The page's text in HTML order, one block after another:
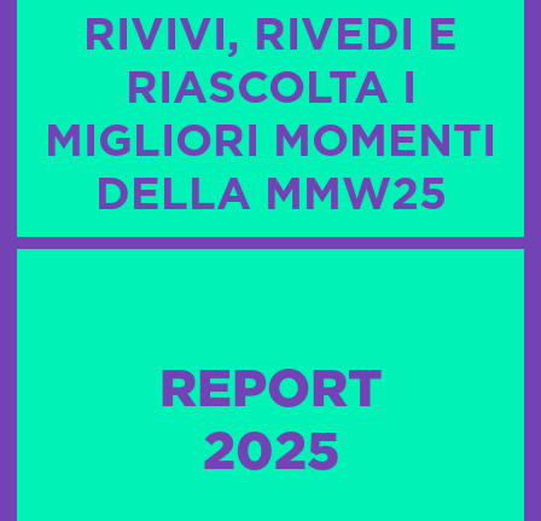
RIVIVI, RIVEDI E
RIASCOLTA I
MIGLIORI MOMENTI
DELLA MMW25
REPORT
2025